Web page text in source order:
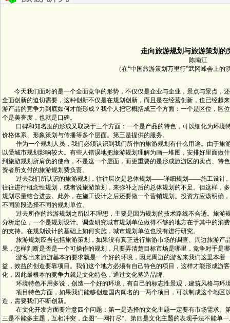
走向旅游规划与旅游策划的
陈南江
（在“中国旅游策划万里行”武冈峰会上的
今天我们面对的是一个全面竞争的形势，不仅仅是企业与企业，景点与景点，
全面创新的迫切需要，这种创新不仅是在规划创新，而且是在经营创新，也已经越
游产品的竞争力到底如何才能形成？我个人把它概括成三个方面：一个是区位，区
个是美誉度，也就是口碑。
口碑和知名度的形成又取决于三个方面：一个是产品的特色，可以细化为环境
价格体系、形象策划与传播等多个层面。第三是提供的服务。
作为一个规划人员，我们必须认识到我们所作的旅游规划有什么用途。由于旅
以受城市规划影响较大。有些人错误地把旅游规划理解为画一堆图，安排好里面做
到旅游规划所肩负的使命，不是这一个层面，而更重要的是形成旅游区的卖点、特
资者所支付的旅游规划费负责。
过去我们所认识的旅游规划，往往层次是总体规划——详细规划——施工设计。
往往进行概念性规划，或者说旅游策划，来弥补之后的总体规划的不足。但这样，
规划尽量结合进去。此外，在施工设计之后还要做一个营销规划。投资方应该明确
不同阶段选择不同的规划单位。
过去所作的旅游规划之所以不理想，主要是因为规划的技术路线不合适。旅游
分析定位，一个是规划设计。调查研究城市规划单位做得不够的地方在于其中的消
的支持。在规划设计的基础上如何实施，城市规划单位也没有进行研究。
旅游规划应当包括旅游策划，如果没有真正进行旅游市场的调查、周边旅游产
果，怎样判断是否是一个可操作的规划，只要弄清楚目标市场是哪里，竞争对手是
游客出来旅游基本的要求就是一个好的环境，因此周边的游客来我们这里本着
益，效益的创造要靠项目。我们这个地方必须有自己特色的项目，这样才能形成游
化，因此最根本的竞争力就是文化特色，通过文化塑造品牌。
环境特色不用多说，创造一个好的环境，有自己的标志性景观，建筑风格与环
项目特色方面，如果我们能够创造国内闻名的一两个项目，可以制成这个地区
造，需要我们不断创新。
在文化开发方面要注意四个问题：第一是选择的文化主题一定要有市场需求。
三是不能多主题，互相冲突，企图“一网打尽“。第四是文化主题的表现手法不能单